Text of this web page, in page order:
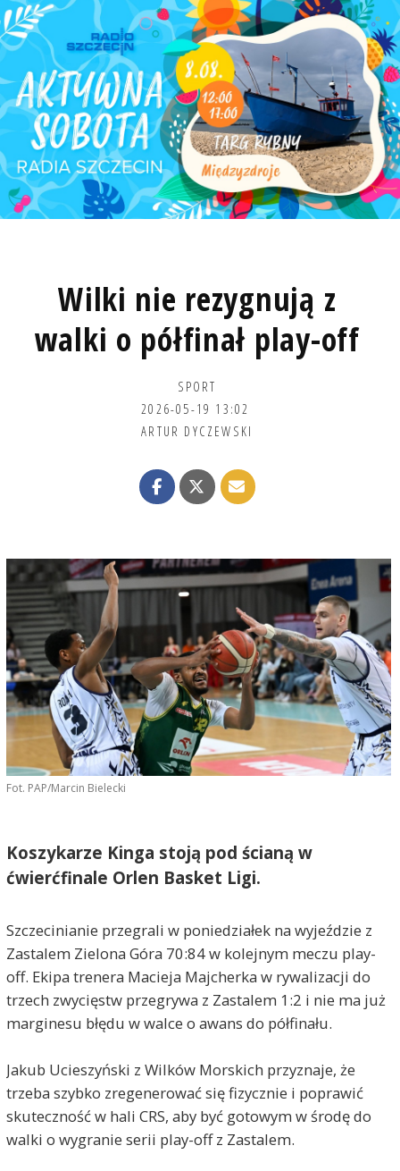
Wilki nie rezygnują z
walki o półfinał play-off
SPORT
2026-05-19 13:02
ARTUR DYCZEWSKI
Fot. PAP/Marcin Bielecki
Koszykarze Kinga stoją pod ścianą w
ćwierćfinale Orlen Basket Ligi.
Szczecinianie przegrali w poniedziałek na wyjeździe z
Zastalem Zielona Góra 70:84 w kolejnym meczu play-
off. Ekipa trenera Macieja Majcherka w rywalizacji do
trzech zwycięstw przegrywa z Zastalem 1:2 i nie ma już
marginesu błędu w walce o awans do półfinału.
Jakub Ucieszyński z Wilków Morskich przyznaje, że
trzeba szybko zregenerować się fizycznie i poprawić
skuteczność w hali CRS, aby być gotowym w środę do
walki o wygranie serii play-off z Zastalem.